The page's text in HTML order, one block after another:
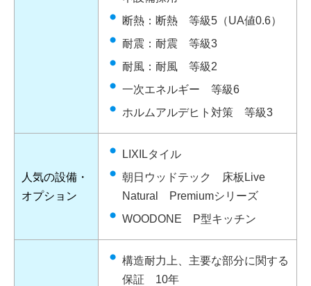
断熱：断熱 等級5（UA値0.6）
耐震：耐震 等級3
耐風：耐風 等級2
一次エネルギー 等級6
ホルムアルデヒト対策 等級3
人気の設備・
オプション
LIXILタイル
朝日ウッドテック 床板Live
Natural Premiumシリーズ
WOODONE P型キッチン
構造耐力上、主要な部分に関する
保証 10年